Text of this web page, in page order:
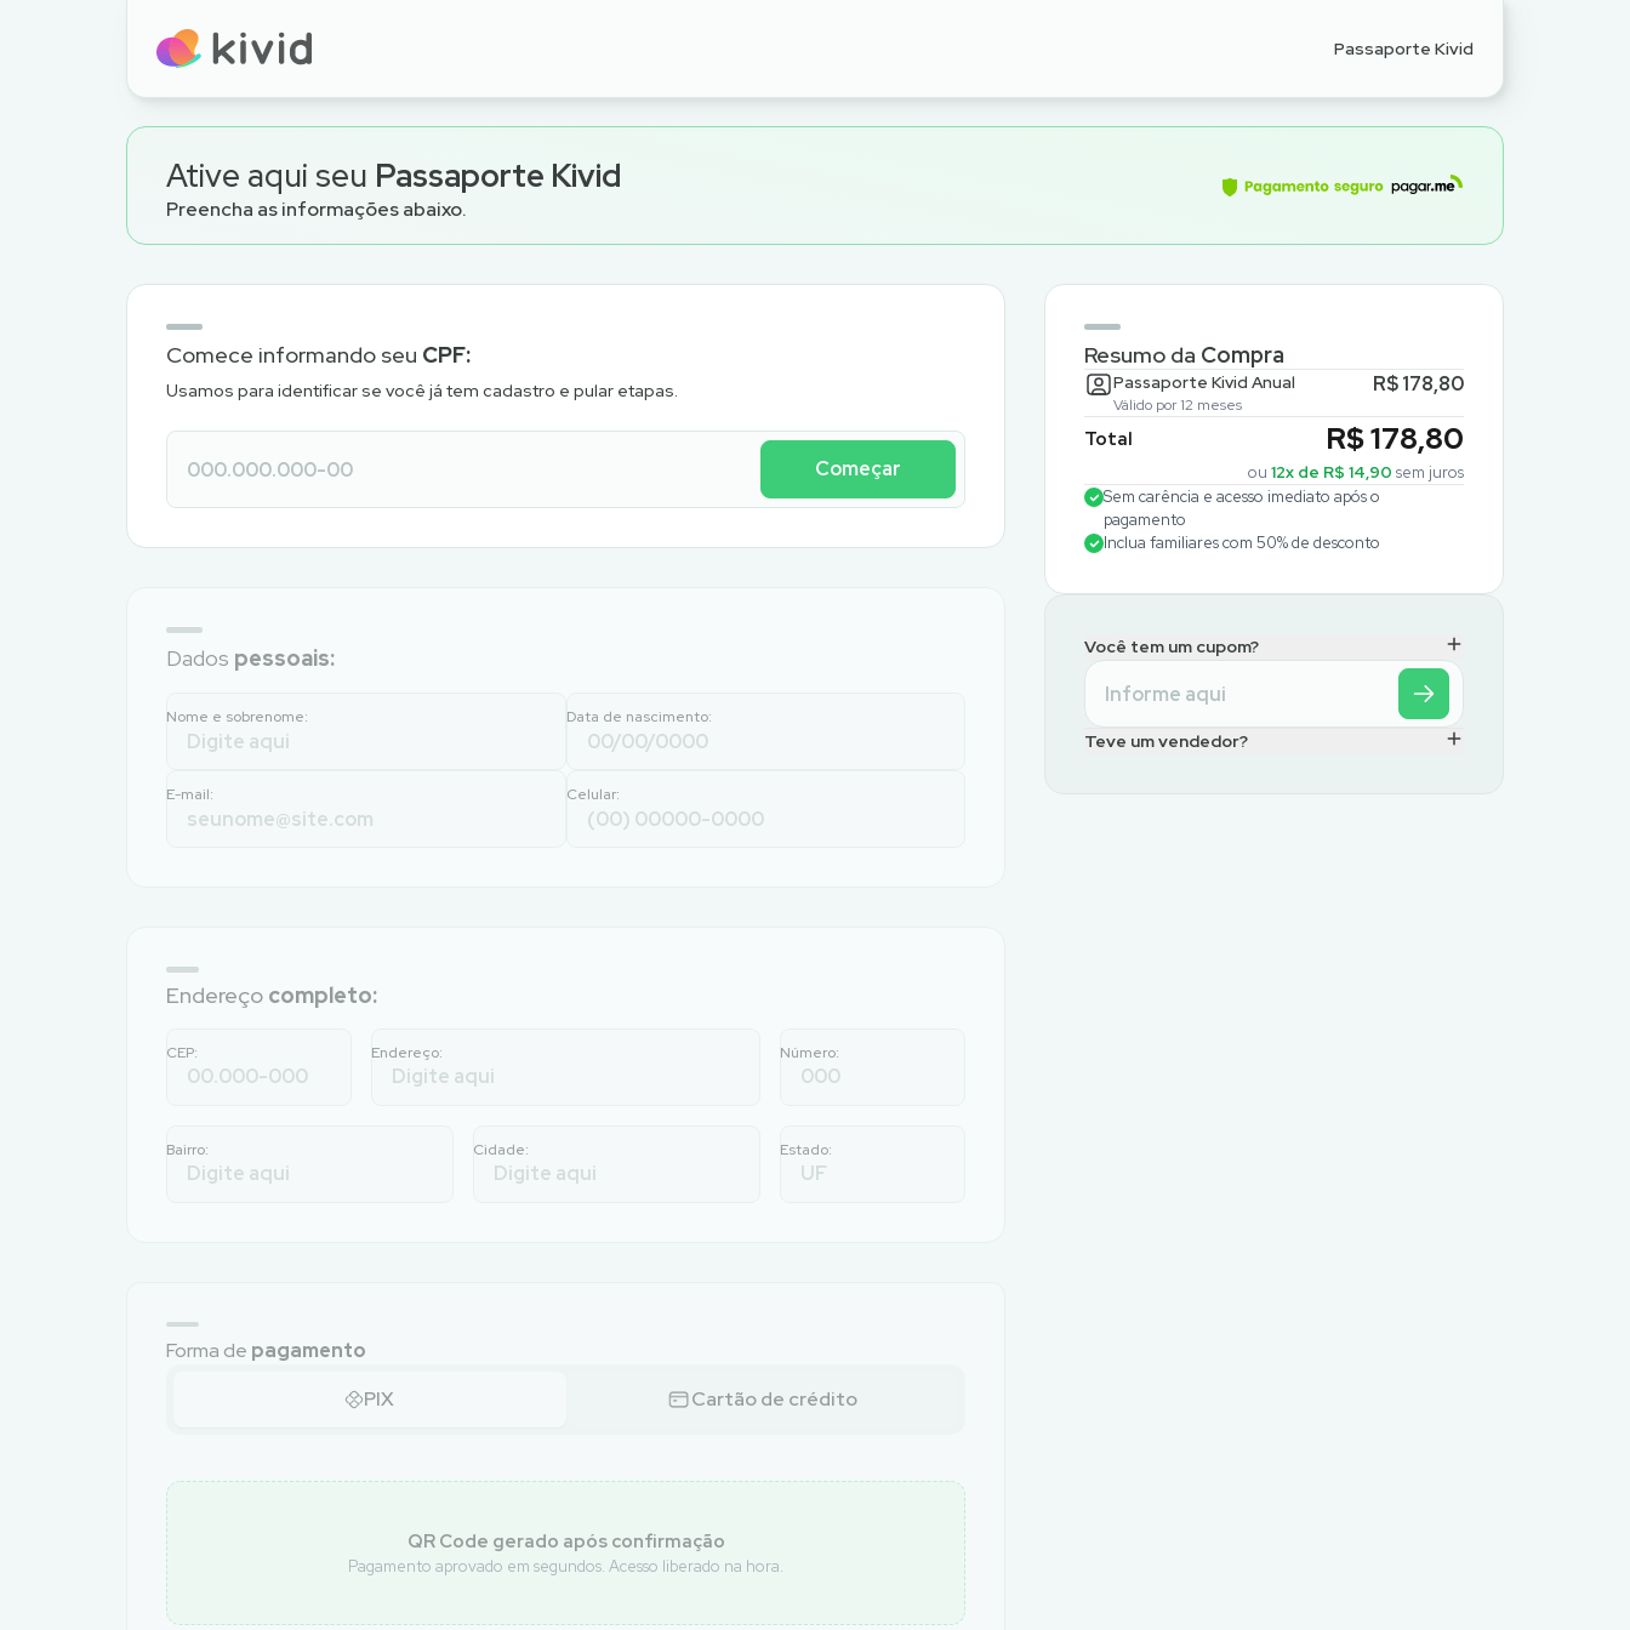
Passaporte Kivid
Ative aqui seu Passaporte Kivid
Preencha as informações abaixo.
Comece informando seu CPF:
Usamos para identificar se você já tem cadastro e pular etapas.
Começar
Dados pessoais:
Nome e sobrenome: Data de nascimento:
E-mail: Celular:
Endereço completo:
CEP: Endereço: Número:
Bairro: Cidade: Estado:
Resumo da Compra
Passaporte Kivid Anual
Válido por 12 meses
R$ 178,80
Total R$ 178,80
ou 12x de R$ 14,90 sem juros
Sem carência e acesso imediato após o
pagamento
Inclua familiares com 50% de desconto
Você tem um cupom?
Teve um vendedor?
Forma de pagamento
PIX
Cartão de crédito
QR Code gerado após confirmação
Pagamento aprovado em segundos. Acesso liberado na hora.